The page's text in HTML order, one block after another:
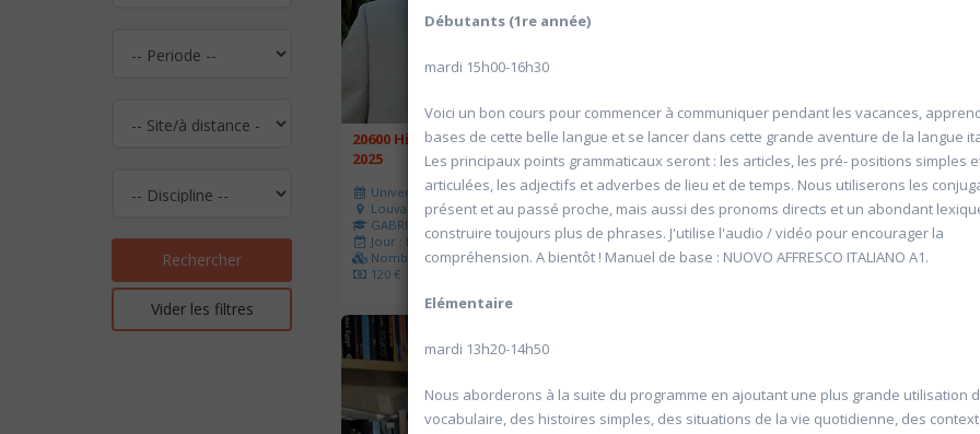
Rechercher
Vider les filtres
20600 Histoire de l'Allemagne de 1871 à
2025
Université d'été 2026
Louvain-la-Neuve
GABRIEL Vincent
Jour : Lu-Ma-Me-Je-Ve 10:30- 13:00
Nombre de séances : 5
120 €
20601 Géopolitique de l'énergie
Université d'été 2026
Louvain-la-Neuve
GABRIEL Vincent
Jour : Lu-Ma-Me-Je-Ve-Sa-Di 10:30- 13:00
Nombre de séances : 5
120 €
Débutants (1re année)
mardi 15h00-16h30
Voici un bon cours pour commencer à communiquer pendant les vacances,
bases de cette belle langue et se lancer dans cette grande aventure de la langue
Les principaux points grammaticaux seront : les articles, les pré- positions simples
articulées, les adjectifs et adverbes de lieu et de temps. Nous utiliserons les
présent et au passé proche, mais aussi des pronoms directs et un abondant
construire toujours plus de phrases. J'utilise l'audio / vidéo pour encourager la
compréhension. A bientôt ! Manuel de base : NUOVO AFFRESCO ITALIANO A1.
Elémentaire
mardi 13h20-14h50
Nous aborderons à la suite du programme en ajoutant une plus grande utilisation
vocabulaire, des histoires simples, des situations de la vie quotidienne, des